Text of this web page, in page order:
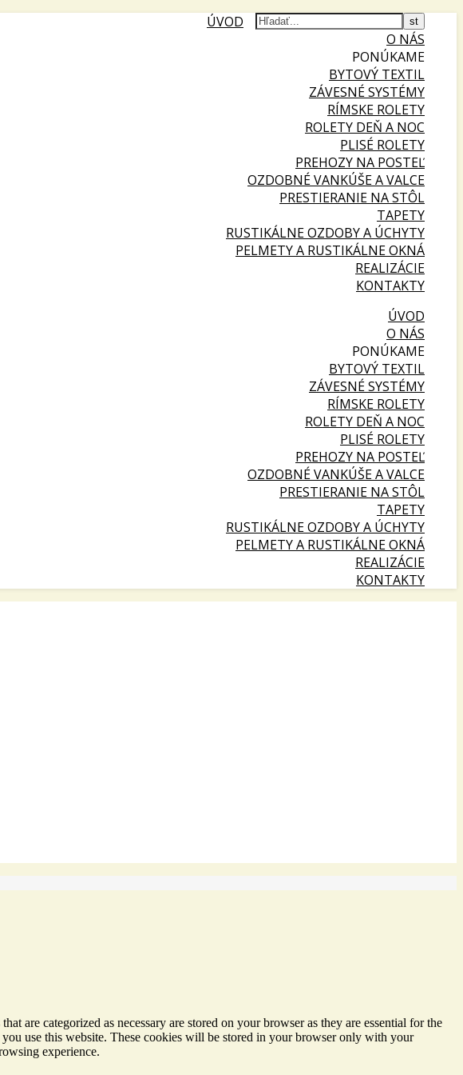
ÚVOD
O NÁS
PONÚKAME
BYTOVÝ TEXTIL
ZÁVESNÉ SYSTÉMY
RÍMSKE ROLETY
ROLETY DEŇ A NOC
PLISÉ ROLETY
PREHOZY NA POSTEĽ
OZDOBNÉ VANKÚŠE A VALCE
PRESTIERANIE NA STÔL
TAPETY
RUSTIKÁLNE OZDOBY A ÚCHYTY
PELMETY A RUSTIKÁLNE OKNÁ
REALIZÁCIE
KONTAKTY
ÚVOD
O NÁS
PONÚKAME
BYTOVÝ TEXTIL
ZÁVESNÉ SYSTÉMY
RÍMSKE ROLETY
ROLETY DEŇ A NOC
PLISÉ ROLETY
PREHOZY NA POSTEĽ
OZDOBNÉ VANKÚŠE A VALCE
PRESTIERANIE NA STÔL
TAPETY
RUSTIKÁLNE OZDOBY A ÚCHYTY
PELMETY A RUSTIKÁLNE OKNÁ
REALIZÁCIE
KONTAKTY
are categorized as necessary are stored on your browser as they are essential for the
use this website. These cookies will be stored in your browser only with your
experience.